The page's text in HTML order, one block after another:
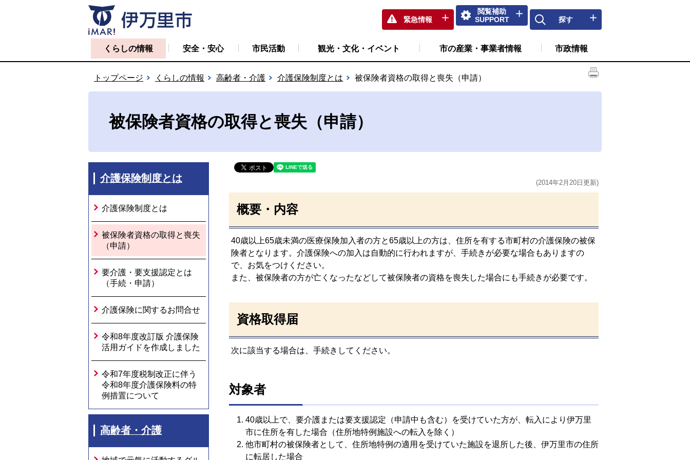
緊急情報
閲覧補助
SUPPORT
探す
くらしの情報 安全・安心 市民活動 観光・文化・イベント 市の産業・事業者情報 市政情報
トップページ くらしの情報 高齢者・介護 介護保険制度とは 被保険者資格の取得と喪失（申請）
被保険者資格の取得と喪失（申請）
介護保険制度とは
介護保険制度とは
被保険者資格の取得と喪失
（申請）
要介護・要支援認定とは
（手続・申請）
介護保険に関するお問合せ
令和8年度改訂版 介護保険
活用ガイドを作成しました
令和7年度税制改正に伴う
令和8年度介護保険料の特
例措置について
高齢者・介護
(2014年2月20日更新)
概要・内容
40歳以上65歳未満の医療保険加入者の方と65歳以上の方は、住所を有する市町村の介護保険の被保
険者となります。介護保険への加入は自動的に行われますが、手続きが必要な場合もありますの
で、お気をつけください。
また、被保険者の方が亡くなったなどして被保険者の資格を喪失した場合にも手続きが必要です。
資格取得届
次に該当する場合は、手続きしてください。
対象者
40歳以上で、要介護または要支援認定（申請中も含む）を受けていた方が、転入により伊万里
市に住所を有した場合（住所地特例施設への転入を除く）
他市町村の被保険者として、住所地特例の適用を受けていた施設を退所した後、伊万里市の住所
に転居した場合